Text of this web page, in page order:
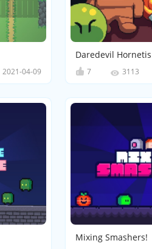
2021-04-09
Daredevil Hornetis
7 3113
Mixing Smashers!